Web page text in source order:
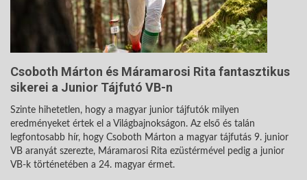
Csoboth Márton és Máramarosi Rita fantasztikus
sikerei a Junior Tájfutó VB-n
Szinte hihetetlen, hogy a magyar junior tájfutók milyen
eredményeket értek el a Világbajnokságon. Az első és talán
legfontosabb hír, hogy Csoboth Márton a magyar tájfutás 9. junior
VB aranyát szerezte, Máramarosi Rita ezüstérmével pedig a junior
VB-k történetében a 24. magyar érmet.